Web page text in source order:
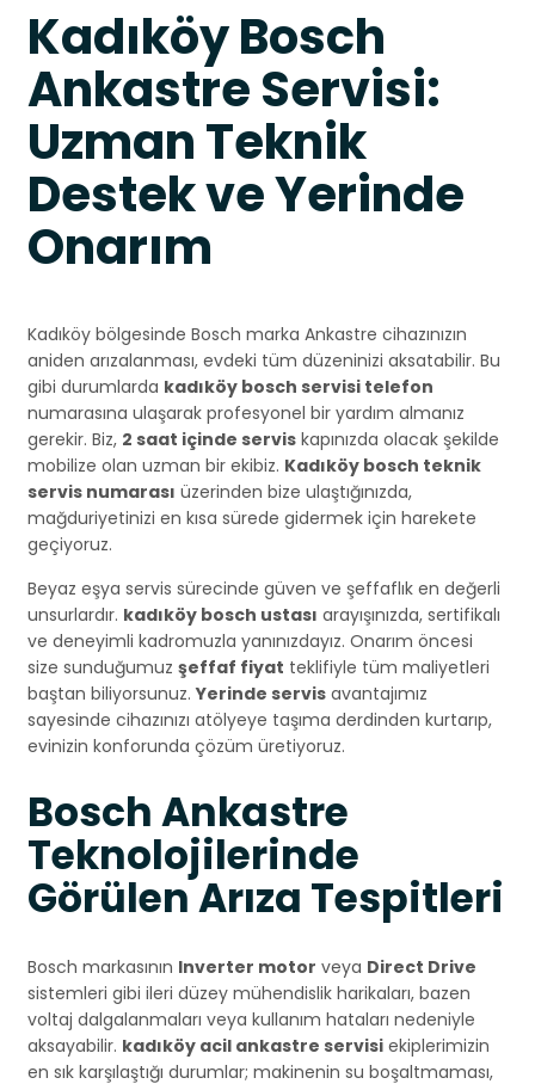
Kadıköy Bosch
Ankastre Servisi:
Uzman Teknik
Destek ve Yerinde
Onarım
Kadıköy bölgesinde Bosch marka Ankastre cihazınızın
aniden arızalanması, evdeki tüm düzeninizi aksatabilir. Bu
gibi durumlarda kadıköy bosch servisi telefon
numarasına ulaşarak profesyonel bir yardım almanız
gerekir. Biz, 2 saat içinde servis kapınızda olacak şekilde
mobilize olan uzman bir ekibiz. Kadıköy bosch teknik
servis numarası üzerinden bize ulaştığınızda,
mağduriyetinizi en kısa sürede gidermek için harekete
geçiyoruz.
Beyaz eşya servis sürecinde güven ve şeffaflık en değerli
unsurlardır. kadıköy bosch ustası arayışınızda, sertifikalı
ve deneyimli kadromuzla yanınızdayız. Onarım öncesi
size sunduğumuz şeffaf fiyat teklifiyle tüm maliyetleri
baştan biliyorsunuz.Yerinde servis avantajımız
sayesinde cihazınızı atölyeye taşıma derdinden kurtarıp,
evinizin konforunda çözüm üretiyoruz.
Bosch Ankastre
Teknolojilerinde
Görülen Arıza Tespitleri
Bosch markasının Inverter motor veya Direct Drive
sistemleri gibi ileri düzey mühendislik harikaları, bazen
voltaj dalgalanmaları veya kullanım hataları nedeniyle
aksayabilir. kadıköy acil ankastre servisi ekiplerimizin
en sık karşılaştığı durumlar; makinenin su boşaltmaması,